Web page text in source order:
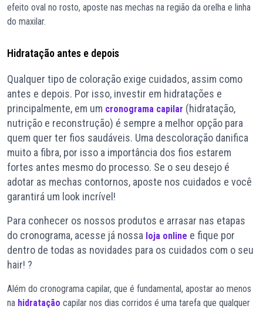
efeito oval no rosto, aposte nas mechas na região da orelha e linha
do maxilar.
Hidratação antes e depois
Qualquer tipo de coloração exige cuidados, assim como
antes e depois. Por isso, investir em hidratações e
principalmente, em um cronograma capilar (hidratação,
nutrição e reconstrução) é sempre a melhor opção para
quem quer ter fios saudáveis. Uma descoloração danifica
muito a fibra, por isso a importância dos fios estarem
fortes antes mesmo do processo. Se o seu desejo é
adotar as mechas contornos, aposte nos cuidados e você
garantirá um look incrível!
Para conhecer os nossos produtos e arrasar nas etapas
do cronograma, acesse já nossa loja online e fique por
dentro de todas as novidades para os cuidados com o seu
hair! ?
Além do cronograma capilar, que é fundamental, apostar ao menos
na hidratação capilar nos dias corridos é uma tarefa que qualquer